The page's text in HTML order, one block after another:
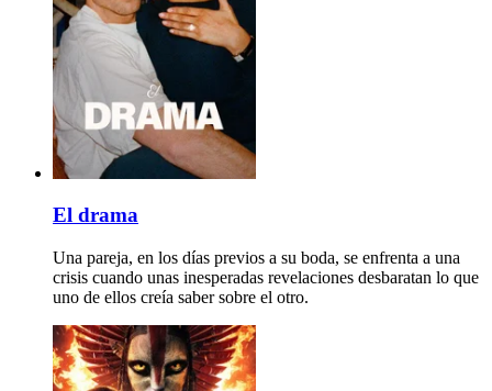
El drama
Una pareja, en los días previos a su boda, se enfrenta a una
crisis cuando unas inesperadas revelaciones desbaratan lo que
uno de ellos creía saber sobre el otro.